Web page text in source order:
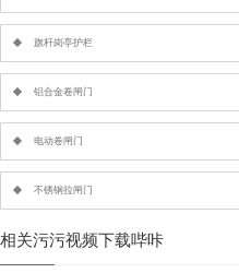
旗杆岗亭护栏
铝合金卷闸门
电动卷闸门
不锈钢拉闸门
相关污污视频下载哔咔